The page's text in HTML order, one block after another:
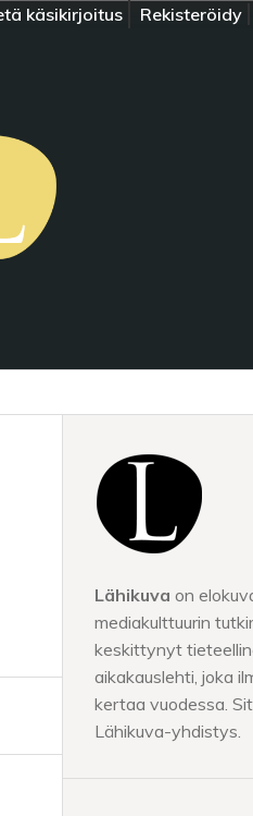
käsikirjoitus Rekisteröidy
Lähikuva on
mediakulttuurin
keskittynyt
aikakauslehti, joka
kertaa vuodessa.
Lähikuva-yhdistys.